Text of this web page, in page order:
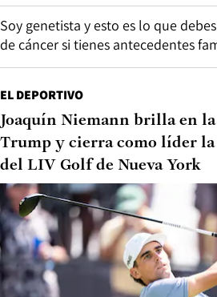
Soy genetista y esto es lo que
de cáncer si tienes antecedentes
EL DEPORTIVO
Joaquín Niemann brilla en la
Trump y cierra como líder
del LIV Golf de Nueva York